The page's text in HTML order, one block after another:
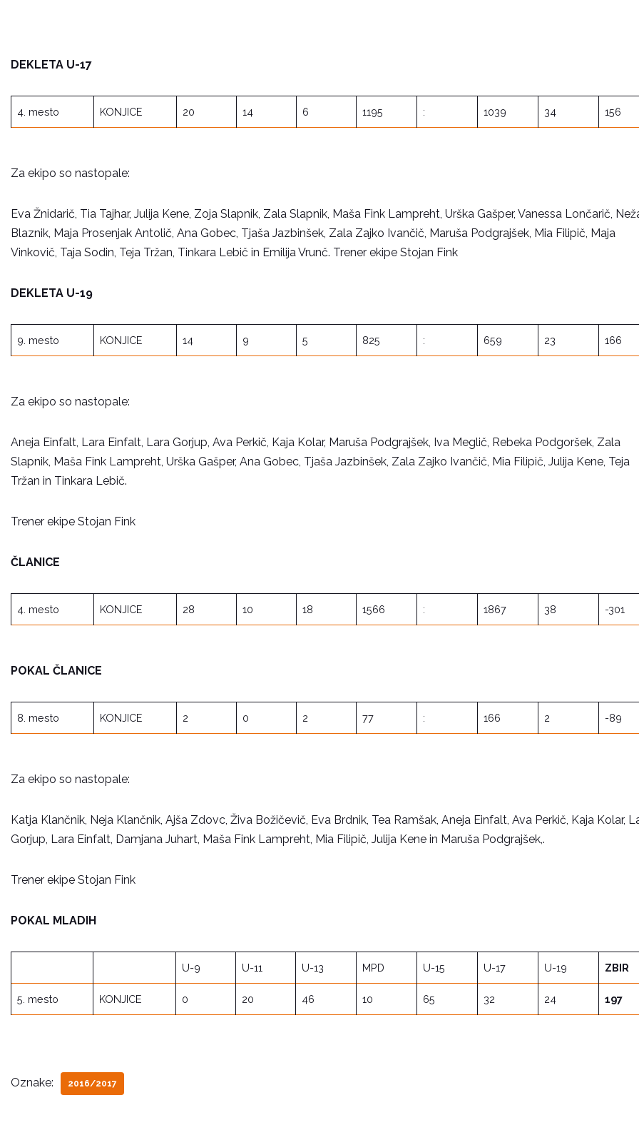
DEKLETA U-17
4. mesto KONJICE 20 14 6 1195 : 1039 34 156
Za ekipo so nastopale:
Eva Žnidarič, Tia Tajhar, Julija Kene, Zoja Slapnik, Zala Slapnik, Maša Fink Lampreht, Urška Gašper, Vanessa Lončarič,
Blaznik, Maja Prosenjak Antolič, Ana Gobec, Tjaša Jazbinšek, Zala Zajko Ivančič, Maruša Podgrajšek, Mia Filipič, Maja
Vinkovič, Taja Sodin, Teja Tržan, Tinkara Lebič in Emilija Vrunč. Trener ekipe Stojan Fink
DEKLETA U-19
9. mesto KONJICE 14 9 5 825 : 659 23 166
Za ekipo so nastopale:
Aneja Einfalt, Lara Einfalt, Lara Gorjup, Ava Perkič, Kaja Kolar, Maruša Podgrajšek, Iva Meglič, Rebeka Podgoršek, Zala
Slapnik, Maša Fink Lampreht, Urška Gašper, Ana Gobec, Tjaša Jazbinšek, Zala Zajko Ivančič, Mia Filipič, Julija Kene, Teja
Tržan in Tinkara Lebič.
Trener ekipe Stojan Fink
ČLANICE
4. mesto KONJICE 28 10 18 1566 : 1867 38 -301
POKAL ČLANICE
8. mesto KONJICE 2 0 2 77 : 166 2 -89
Za ekipo so nastopale:
Katja Klančnik, Neja Klančnik, Ajša Zdovc, Živa Božičevič, Eva Brdnik, Tea Ramšak, Aneja Einfalt, Ava Perkič, Kaja Kolar,
Gorjup, Lara Einfalt, Damjana Juhart, Maša Fink Lampreht, Mia Filipič, Julija Kene in Maruša Podgrajšek,.
Trener ekipe Stojan Fink
POKAL MLADIH
U-9 U-11 U-13 MPD U-15 U-17 U-19 ZBIR
5. mesto KONJICE 0 20 46 10 65 32 24 197
Oznake: 2016/2017